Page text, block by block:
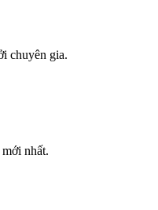
chuyên gia.
nhất.